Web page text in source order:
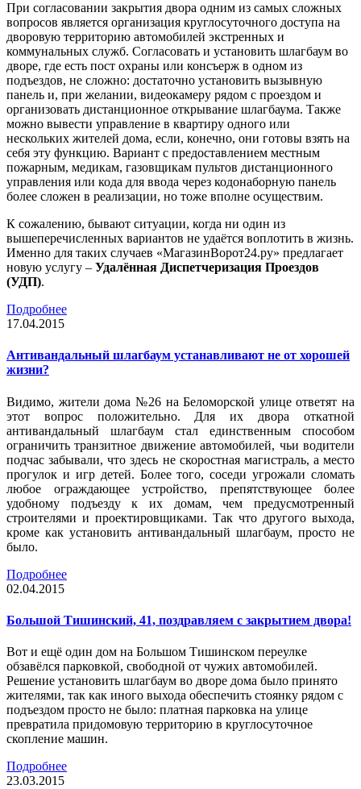
При согласовании закрытия двора одним из самых сложных
вопросов является организация круглосуточного доступа на
дворовую территорию автомобилей экстренных и
коммунальных служб. Согласовать и установить шлагбаум во
дворе, где есть пост охраны или консъерж в одном из
подъездов, не сложно: достаточно установить вызывную
панель и, при желании, видеокамеру рядом с проездом и
организовать дистанционное открывание шлагбаума. Также
можно вывести управление в квартиру одного или
нескольких жителей дома, если, конечно, они готовы взять на
себя эту функцию. Вариант с предоставлением местным
пожарным, медикам, газовщикам пультов дистанционного
управления или кода для ввода через кодонаборную панель
более сложен в реализации, но тоже вполне осуществим.
К сожалению, бывают ситуации, когда ни один из
вышеперечисленных вариантов не удаётся воплотить в жизнь.
Именно для таких случаев «МагазинВорот24.ру» предлагает
новую услугу – Удалённая Диспетчеризация Проездов
(УДП).
Подробнее
17.04.2015
Антивандальный шлагбаум устанавливают не от хорошей
жизни?
Видимо, жители дома №26 на Беломорской улице ответят на
этот вопрос положительно. Для их двора откатной
антивандальный шлагбаум стал единственным способом
ограничить транзитное движение автомобилей, чьи водители
подчас забывали, что здесь не скоростная магистраль, а место
прогулок и игр детей. Более того, соседи угрожали сломать
любое ограждающее устройство, препятствующее более
удобному подъезду к их домам, чем предусмотренный
строителями и проектировщиками. Так что другого выхода,
кроме как установить антивандальный шлагбаум, просто не
было.
Подробнее
02.04.2015
Большой Тишинский, 41, поздравляем с закрытием двора!
Вот и ещё один дом на Большом Тишинском переулке
обзавёлся парковкой, свободной от чужих автомобилей.
Решение установить шлагбаум во дворе дома было принято
жителями, так как иного выхода обеспечить стоянку рядом с
подъездом просто не было: платная парковка на улице
превратила придомовую территорию в круглосуточное
скопление машин.
Подробнее
23.03.2015